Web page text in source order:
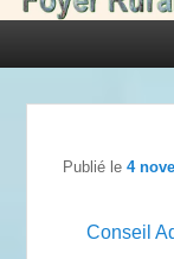
Publié le4
Conseil